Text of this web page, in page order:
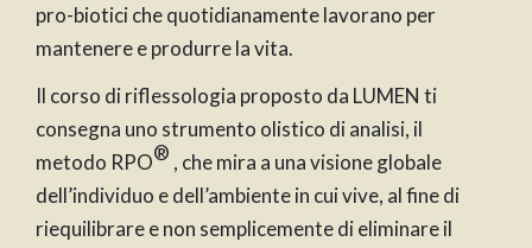
pro-biotici che quotidianamente lavorano per
mantenere e produrre la vita.
Il corso di riflessologia proposto da LUMEN ti
consegna uno strumento olistico di analisi, il
metodo RPO® , che mira a una visione globale
dell’individuo e dell’ambiente in cui vive, al fine di
riequilibrare e non semplicemente di eliminare il